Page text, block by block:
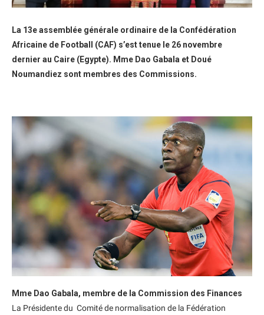
La 13e assemblée générale ordinaire de la Confédération
Africaine de Football (CAF) s’est tenue le 26 novembre
dernier au Caire (Egypte). Mme Dao Gabala et Doué
Noumandiez sont membres des Commissions.
Mme Dao Gabala, membre de la Commission des Finances
La Présidente du Comité de normalisation de la Fédération